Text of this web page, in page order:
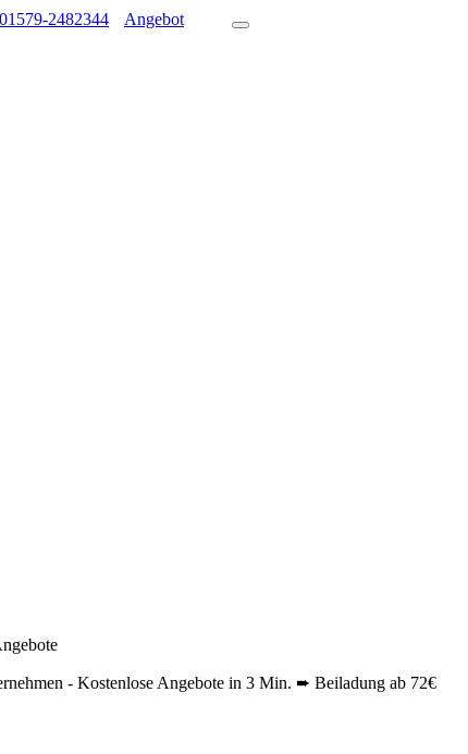
01579-2482344 Angebot
- Kostenlose Angebote in 3 Min. ➨ Beiladung ab 72€